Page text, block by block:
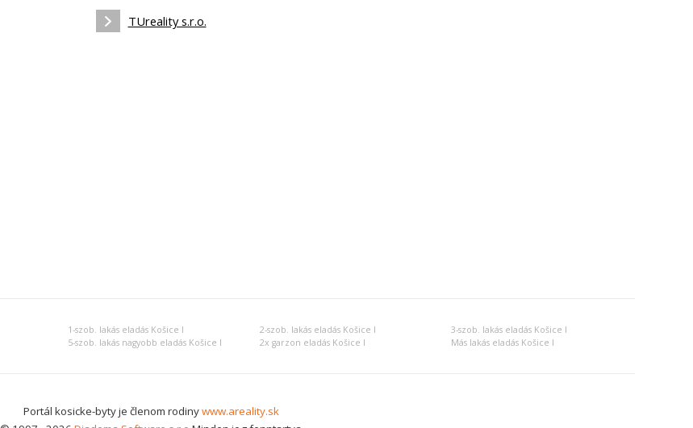
TUreality s.r.o.
1-szob. lakás eladás Košice I 2-szob. lakás eladás Košice I
3-szob. lakás eladás Košice I
5-szob. lakás nagyobb eladás Košice I 2x garzon eladás Košice I Más lakás eladás Košice I
Portál kosicke-byty je členom rodinywww.areality.sk